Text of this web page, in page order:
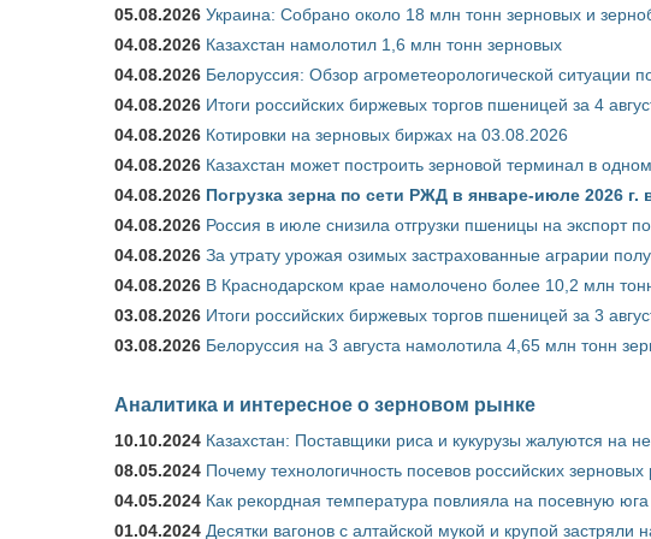
05.08.2026 Украина: Собрано около 18 млн тонн зерновых и
04.08.2026 Казахстан намолотил 1,6 млн тонн зерновых
04.08.2026 Белоруссия: Обзор агрометеорологической ситуации
04.08.2026 Итоги российских биржевых торгов пшеницей за 4
04.08.2026 Котировки на зерновых биржах на 03.08.2026
04.08.2026 Казахстан может построить зерновой терминал в
04.08.2026 Погрузка зерна по сети РЖД в январе-июле 2026 г.
04.08.2026 Россия в июле снизила отгрузки пшеницы на экспорт
04.08.2026 За утрату урожая озимых застрахованные аграрии
04.08.2026 В Краснодарском крае намолочено более 10,2 млн
03.08.2026 Итоги российских биржевых торгов пшеницей за 3
03.08.2026 Белоруссия на 3 августа намолотила 4,65 млн тонн
Аналитика и интересное о зерновом рынке
10.10.2024 Казахстан: Поставщики риса и кукурузы жалуются на
08.05.2024 Почему технологичность посевов российских зерновых
04.05.2024 Как рекордная температура повлияла на посевную
01.04.2024 Десятки вагонов с алтайской мукой и крупой застряли